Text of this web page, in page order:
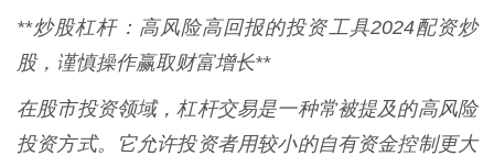
**炒股杠杆：高风险高回报的投资工具2024配资炒
股，谨慎操作赢取财富增长**
在股市投资领域，杠杆交易是一种常被提及的高风险
投资方式。它允许投资者用较小的自有资金控制更大